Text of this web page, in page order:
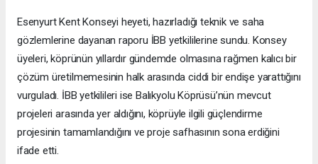
Esenyurt Kent Konseyi heyeti, hazırladığı teknik ve saha
gözlemlerine dayanan raporu İBB yetkililerine sundu. Konsey
üyeleri, köprünün yıllardır gündemde olmasına rağmen kalıcı bir
çözüm üretilmemesinin halk arasında ciddi bir endişe yarattığını
vurguladı. İBB yetkilileri ise Balıkyolu Köprüsü’nün mevcut
projeleri arasında yer aldığını, köprüyle ilgili güçlendirme
projesinin tamamlandığını ve proje safhasının sona erdiğini
ifade etti.